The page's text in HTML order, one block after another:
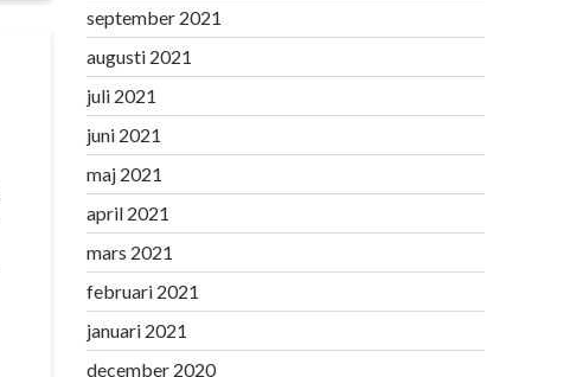
september 2021
augusti 2021
juli 2021
juni 2021
maj 2021
april 2021
mars 2021
februari 2021
januari 2021
december 2020